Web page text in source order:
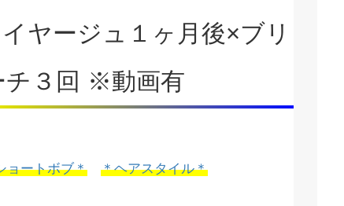
ヤージュ１ヶ月後×ブリ
チ３回 ※動画有
ョートボブ＊ ＊ヘアスタイル＊